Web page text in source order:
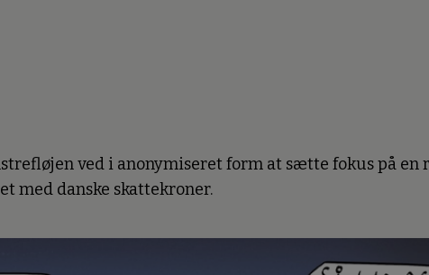
ved i anonymiseret form at sætte fokus på en
med danske skattekroner.